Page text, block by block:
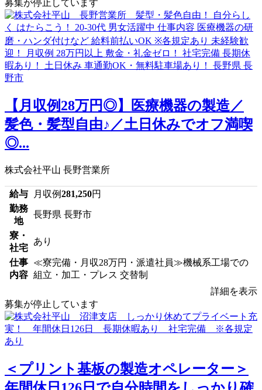
募集が停止しています
【月収例28万円◎】医療機器の製造／
髪色・髪型自由♪／土日休みでオフ満喫
◎...
株式会社平山 長野営業所
給与 月収例281,250円
勤務
地
長野県 長野市
寮・
社宅
あり
仕事
内容
≪寮完備・月収28万円・派遣社員≫機械系工場での
組立・加工・プレス 交替制
詳細を表示
募集が停止しています
＜プリント基板の製造オペレーター＞